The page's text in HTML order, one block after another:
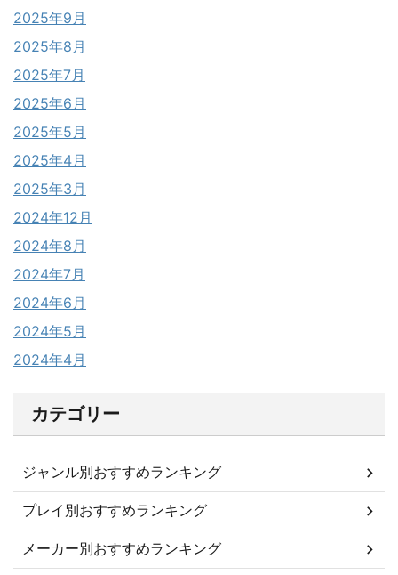
2025年9月
2025年8月
2025年7月
2025年6月
2025年5月
2025年4月
2025年3月
2024年12月
2024年8月
2024年7月
2024年6月
2024年5月
2024年4月
カテゴリー
ジャンル別おすすめランキング
プレイ別おすすめランキング
メーカー別おすすめランキング